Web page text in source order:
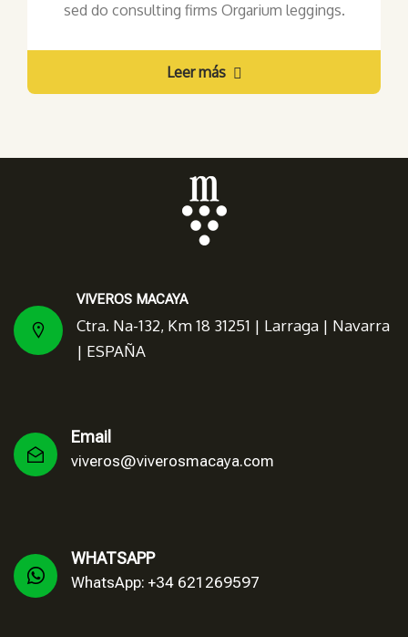
sed do consulting firms Orgarium leggings.
Leer más
VIVEROS MACAYA
Ctra. Na-132, Km 18 31251 | Larraga | Navarra
| ESPAÑA
Email
viveros@viverosmacaya.com
WHATSAPP
WhatsApp: +34 621269597